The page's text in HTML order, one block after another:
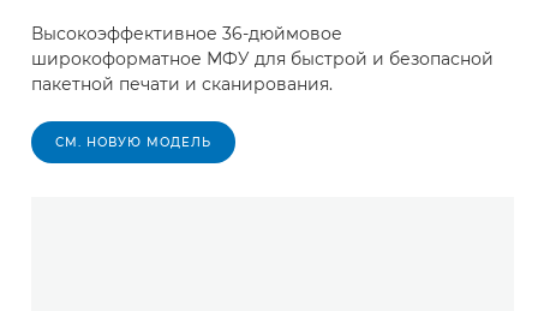
Высокоэффективное 36-дюймовое
широкоформатное МФУ для быстрой и безопасной
пакетной печати и сканирования.
СМ. НОВУЮ МОДЕЛЬ